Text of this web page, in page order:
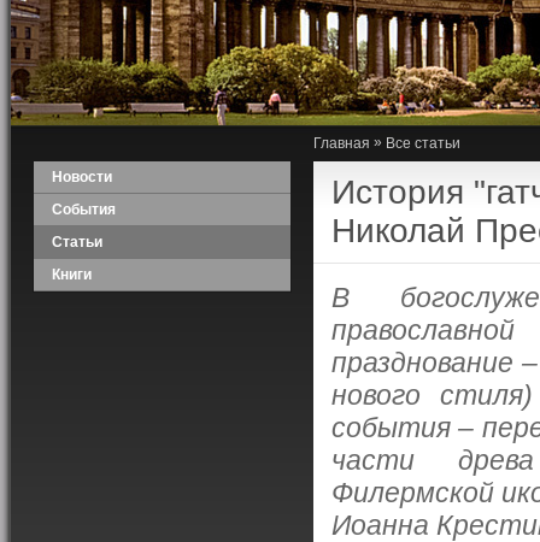
Новости
События
Статьи
Книги
Главная » Все статьи
История
Николай
В
празднование
нового
события –
части
Филермской
Иоанна